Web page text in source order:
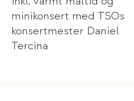
minikonsert med TSOs
konsertmester Daniel
Tercina